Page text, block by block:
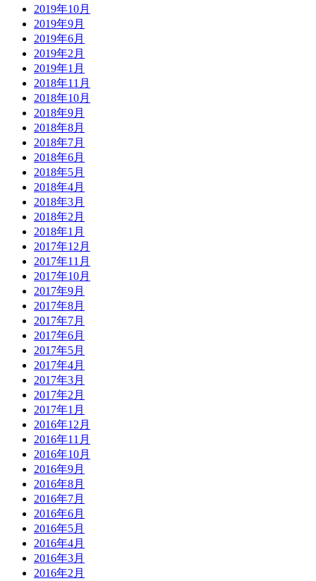
2019年10月
2019年9月
2019年6月
2019年2月
2019年1月
2018年11月
2018年10月
2018年9月
2018年8月
2018年7月
2018年6月
2018年5月
2018年4月
2018年3月
2018年2月
2018年1月
2017年12月
2017年11月
2017年10月
2017年9月
2017年8月
2017年7月
2017年6月
2017年5月
2017年4月
2017年3月
2017年2月
2017年1月
2016年12月
2016年11月
2016年10月
2016年9月
2016年8月
2016年7月
2016年6月
2016年5月
2016年4月
2016年3月
2016年2月